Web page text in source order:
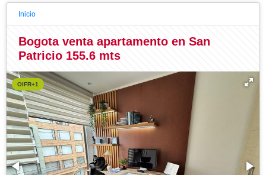
Inicio
Bogota venta apartamento en San
Patricio 155.6 mts
OIFR+1